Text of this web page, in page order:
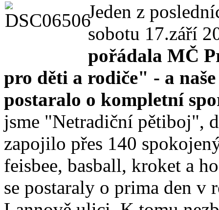
Jeden z
sobotu 17.září
pořádala MČ
pro děti a rodiče" - a
postaralo o kompletní
jsme "Netradiční pětiboj",
zapojilo přes 140
feisbee, basball, kroket a
se postaraly o prima den v